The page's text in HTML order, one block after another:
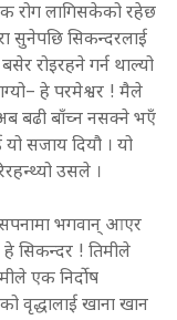
रोग लागिसकेको रहेछ
सुनेपछि सिकन्दरलाई
रोइरहने गर्न थाल्यो
हे परमेश्वर ! मैले
बढी बाँच्न नसक्ने भएँ
सजाय दियौ । यो
उसले ।
भगवान् आएर
सिकन्दर ! तिमीले
एक निर्दोष
वृद्धालाई खाना खान